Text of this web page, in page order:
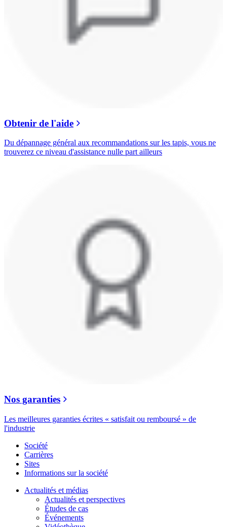
Obtenir de l'aide
Du dépannage général aux recommandations sur les tapis, vous ne
trouverez ce niveau d'assistance nulle part ailleurs
Nos garanties
Les meilleures garanties écrites « satisfait ou remboursé » de
l'industrie
Société
Carrières
Sites
Informations sur la société
Actualités et médias
Actualités et perspectives
Études de cas
Événements